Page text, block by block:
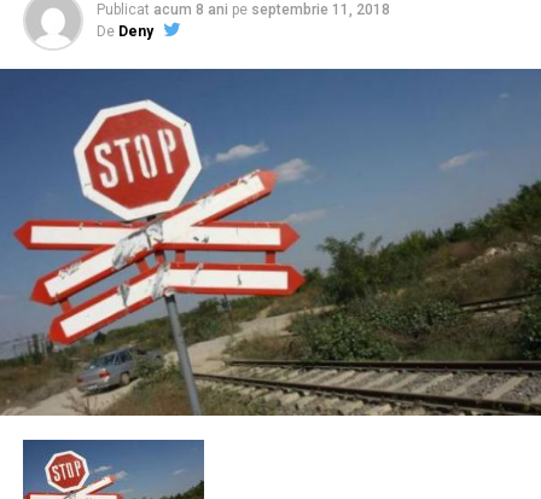
Publicat acum 8 ani pe septembrie 11, 2018
De Deny